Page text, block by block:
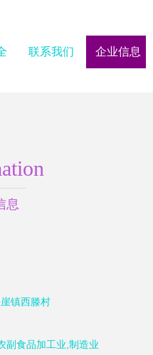
联系我们 企业信息
息
镇西滕村
副食品加工业,制造业